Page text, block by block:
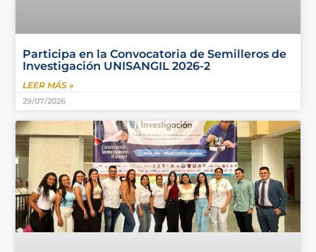
Participa en la Convocatoria de Semilleros de
Investigación UNISANGIL 2026-2
LEER MÁS »
29/07/2026